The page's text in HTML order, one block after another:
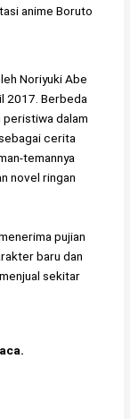
anime Boruto
Noriyuki Abe
2017. Berbeda
peristiwa dalam
cerita
temannya
novel ringan
pujian
baru dan
sekitar